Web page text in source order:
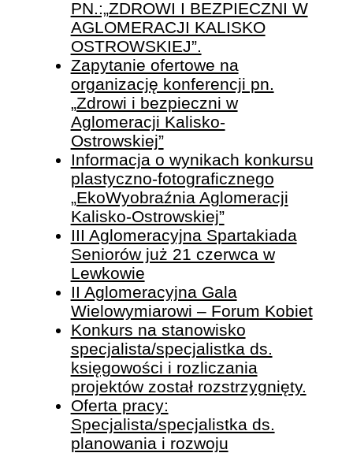
PN.:„ZDROWI I BEZPIECZNI W
AGLOMERACJI KALISKO
OSTROWSKIEJ”.
Zapytanie ofertowe na
organizację konferencji pn.
„Zdrowi i bezpieczni w
Aglomeracji Kalisko-
Ostrowskiej”
Informacja o wynikach konkursu
plastyczno-fotograficznego
„EkoWyobraźnia Aglomeracji
Kalisko-Ostrowskiej”
III Aglomeracyjna Spartakiada
Seniorów już 21 czerwca w
Lewkowie
II Aglomeracyjna Gala
Wielowymiarowi – Forum Kobiet
Konkurs na stanowisko
specjalista/specjalistka ds.
księgowości i rozliczania
projektów został rozstrzygnięty.
Oferta pracy:
Specjalista/specjalistka ds.
planowania i rozwoju